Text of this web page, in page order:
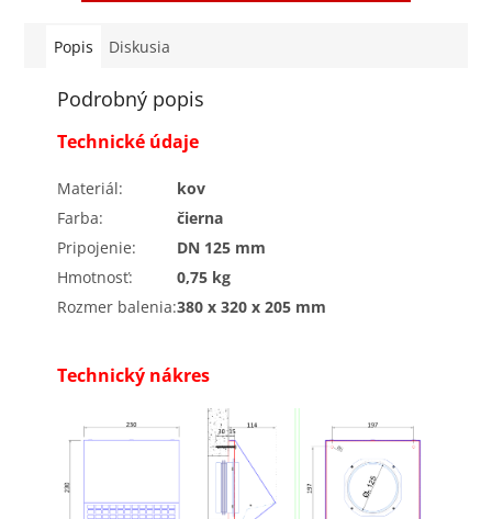
jedinečnej...
Popis Diskusia
Podrobný popis
Technické údaje
Materiál:
kov
Farba:
čierna
Pripojenie:
DN 125 mm
Hmotnosť:
0,75 kg
Rozmer balenia:380 x 320 x 205 mm
Technický nákres